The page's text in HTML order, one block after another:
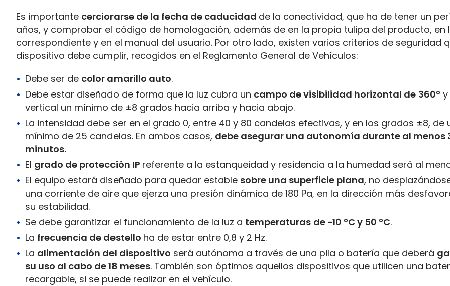
Es importante cerciorarse de la fecha de caducidad de la conectividad, que ha de tener un
años, y comprobar el código de homologación, además de en la propia tulipa del producto, en
correspondiente y en el manual del usuario. Por otro lado, existen varios criterios de seguridad
dispositivo debe cumplir, recogidos en el Reglamento General de Vehículos:
Debe ser de color amarillo auto.
Debe estar diseñado de forma que la luz cubra un campo de visibilidad horizontal de 360º y
vertical un mínimo de ±8 grados hacia arriba y hacia abajo.
La intensidad debe ser en el grado 0, entre 40 y 80 candelas efectivas, y en los grados ±8, de
mínimo de 25 candelas. En ambos casos, debe asegurar una autonomía durante al menos
minutos.
El grado de protección IP referente a la estanqueidad y residencia a la humedad será al
El equipo estará diseñado para quedar estable sobre una superficie plana, no
una corriente de aire que ejerza una presión dinámica de 180 Pa, en la dirección más
su estabilidad.
Se debe garantizar el funcionamiento de la luz a temperaturas de −10 ºC y 50 ºC.
La frecuencia de destello ha de estar entre 0,8 y 2 Hz.
La alimentación del dispositivo será autónoma a través de una pila o batería que deberá
su uso al cabo de 18 meses. También son óptimos aquellos dispositivos que utilicen una
recargable, si se puede realizar en el vehículo.